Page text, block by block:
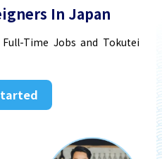
In Japan
Time Jobs and Tokutei